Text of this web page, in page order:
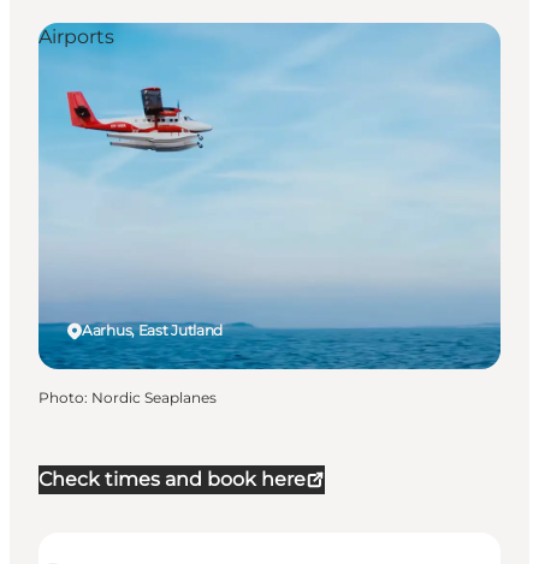
Check times and book here
Aarhus, East Jutland
Airports
Photo: Nordic Seaplanes